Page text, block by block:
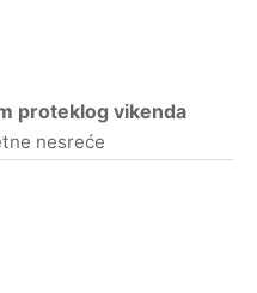
proteklog vikenda
nesreće